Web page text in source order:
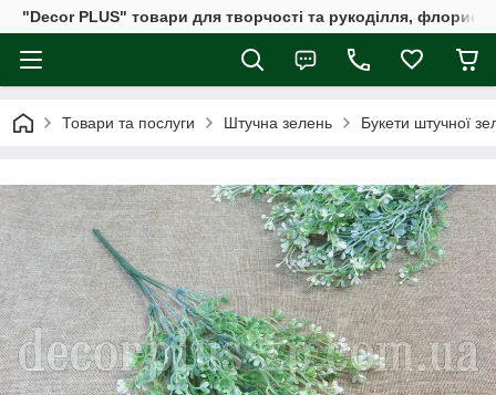
"Decor PLUS" товари для творчості та рукоділля,
Товари та послуги Штучна зелень Букети штучної